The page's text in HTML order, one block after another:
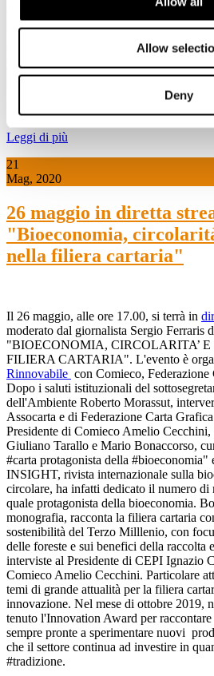
Allow
Deny
misurato al momento in cui si produce
In questi casi va ricordato un vecchio
dev’essere adeguata alla sostanza,
Leggi di più
21
Mag, 2020
26 maggio in diretta
"Bioeconomia,
nella filiera cartaria"
Il 26 maggio, alle ore 17.00, si terrà in
moderato dal giornalista Sergio Ferraris
"BIOECONOMIA, CIRCOLARITA’
FILIERA CARTARIA". L'evento è
Rinnovabile con Comieco,
Dopo i saluti istituzionali del
dell'Ambiente Roberto Morassut,
Assocarta e di Federazione Carta
Presidente di Comieco Amelio
Giuliano Tarallo e Mario Bonaccorso,
#carta protagonista della
INSIGHT, rivista internazionale sulla
circolare, ha infatti dedicato il numero di
quale protagonista della bioeconomia.
monografia, racconta la filiera cartaria
sostenibilità del Terzo Milllenio, con
delle foreste e sui benefici della raccolta
interviste al Presidente di CEPI Ignazio
Comieco Amelio Cecchini. Particolare
temi di grande attualità per la filiera
innovazione. Nel mese di ottobre 2019,
tenuto l'Innovation Award per
sempre pronte a sperimentare nuovi
che il settore continua ad investire in
#tradizione.